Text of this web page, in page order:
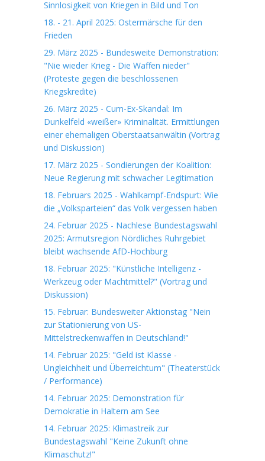
Sinnlosigkeit von Kriegen in Bild und Ton
18. - 21. April 2025: Ostermärsche für den
Frieden
29. März 2025 - Bundesweite Demonstration:
"Nie wieder Krieg - Die Waffen nieder"
(Proteste gegen die beschlossenen
Kriegskredite)
26. März 2025 - Cum-Ex-Skandal: Im
Dunkelfeld «weißer» Kriminalität. Ermittlungen
einer ehemaligen Oberstaatsanwältin (Vortrag
und Diskussion)
17. März 2025 - Sondierungen der Koalition:
Neue Regierung mit schwacher Legitimation
18. Februars 2025 - Wahlkampf-Endspurt: Wie
die „Volksparteien“ das Volk vergessen haben
24. Februar 2025 - Nachlese Bundestagswahl
2025: Armutsregion Nördliches Ruhrgebiet
bleibt wachsende AfD-Hochburg
18. Februar 2025: "Künstliche Intelligenz -
Werkzeug oder Machtmittel?" (Vortrag und
Diskussion)
15. Februar: Bundesweiter Aktionstag "Nein
zur Stationierung von US-
Mittelstreckenwaffen in Deutschland!"
14. Februar 2025: "Geld ist Klasse -
Ungleichheit und Überreichtum" (Theaterstück
/ Performance)
14. Februar 2025: Demonstration für
Demokratie in Haltern am See
14. Februar 2025: Klimastreik zur
Bundestagswahl "Keine Zukunft ohne
Klimaschutz!"